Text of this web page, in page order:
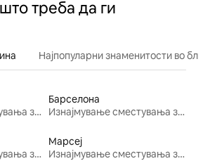
треба да ги
Најпопуларни знаменитости во
Изнајмување сместувања за одмор
Барселона
Изнајмување сместувања за одмор
Изнајмување сместувања за одмор
Марсеј
Изнајмување сместувања за одмор